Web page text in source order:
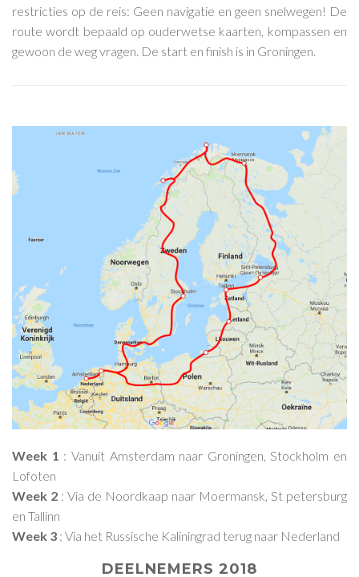
restricties op de reis: Geen navigatie en geen snelwegen! De
route wordt bepaald op ouderwetse kaarten, kompassen en
gewoon de weg vragen. De start en finish is in Groningen.
Week 1 : Vanuit Amsterdam naar Groningen, Stockholm en
Lofoten
Week 2 : Via de Noordkaap naar Moermansk, St petersburg
en Tallinn
Week 3 : Via het Russische Kaliningrad terug naar Nederland
DEELNEMERS 2018